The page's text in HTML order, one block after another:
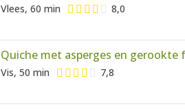
Vlees, 60 min 8,0
Quiche met asperges en gerookte
Vis, 50 min 7,8